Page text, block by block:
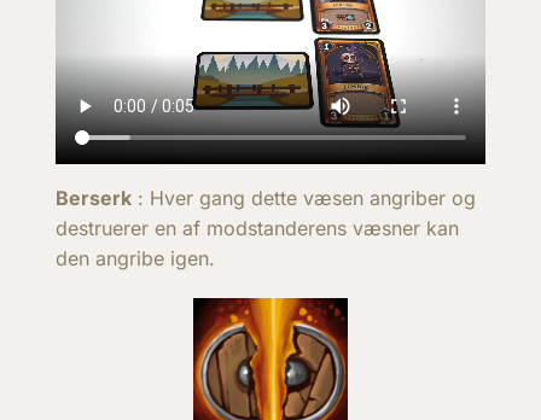
Berserk : Hver gang dette væsen angriber og
destruerer en af modstanderens væsner kan
den angribe igen.